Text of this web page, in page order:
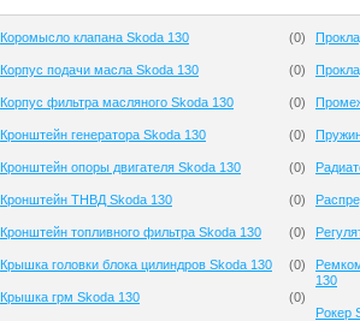
Коромысло клапана Skoda 130 (0)
Корпус подачи масла Skoda 130 (0)
Корпус фильтра масляного Skoda 130 (0)
Кронштейн генератора Skoda 130 (0)
Кронштейн опоры двигателя Skoda 130 (0)
Кронштейн ТНВД Skoda 130 (0)
Кронштейн топливного фильтра Skoda 130 (0)
Крышка головки блока цилиндров Skoda 130 (0)
Крышка грм Skoda 130 (0)
130
Рокер